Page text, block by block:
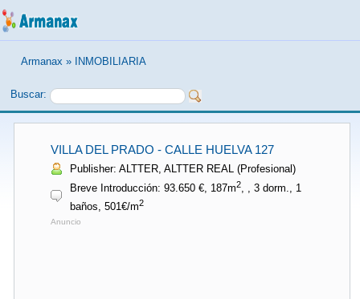
Armanax » INMOBILIARIA
Buscar:
VILLA DEL PRADO - CALLE HUELVA 127
Publisher: ALTTER, ALTTER REAL (Profesional)
Breve Introducción: 93.650 €, 187m2, , 3 dorm., 1
baños, 501€/m2
Anuncio